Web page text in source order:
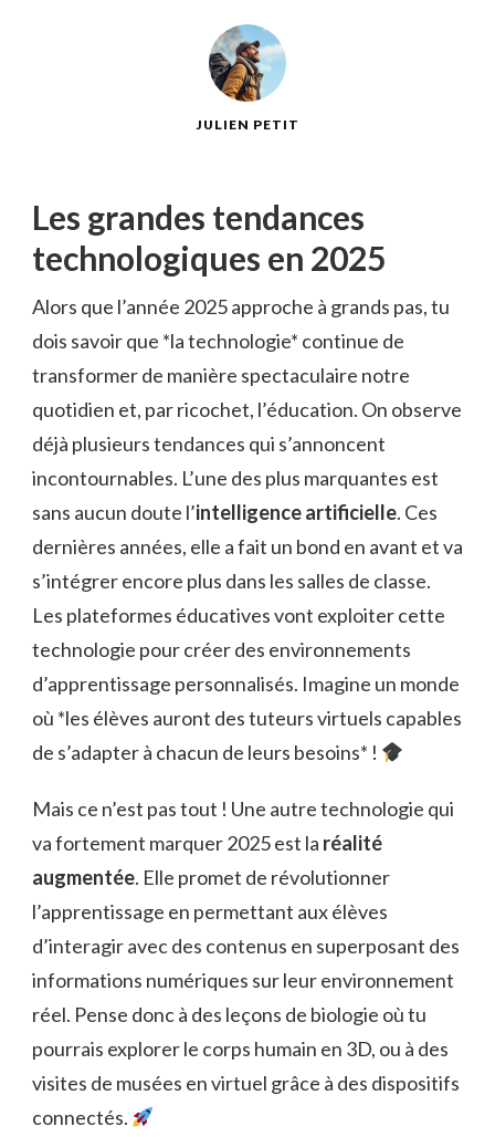
JULIEN PETIT
Les grandes tendances
technologiques en 2025
Alors que l’année 2025 approche à grands pas, tu
dois savoir que *la technologie* continue de
transformer de manière spectaculaire notre
quotidien et, par ricochet, l’éducation. On observe
déjà plusieurs tendances qui s’annoncent
incontournables. L’une des plus marquantes est
sans aucun doute l’intelligence artificielle. Ces
dernières années, elle a fait un bond en avant et va
s’intégrer encore plus dans les salles de classe.
Les plateformes éducatives vont exploiter cette
technologie pour créer des environnements
d’apprentissage personnalisés. Imagine un monde
où *les élèves auront des tuteurs virtuels capables
de s’adapter à chacun de leurs besoins* !
Mais ce n’est pas tout ! Une autre technologie qui
va fortement marquer 2025 est la réalité
augmentée. Elle promet de révolutionner
l’apprentissage en permettant aux élèves
d’interagir avec des contenus en superposant des
informations numériques sur leur environnement
réel. Pense donc à des leçons de biologie où tu
pourrais explorer le corps humain en 3D, ou à des
visites de musées en virtuel grâce à des dispositifs
connectés.